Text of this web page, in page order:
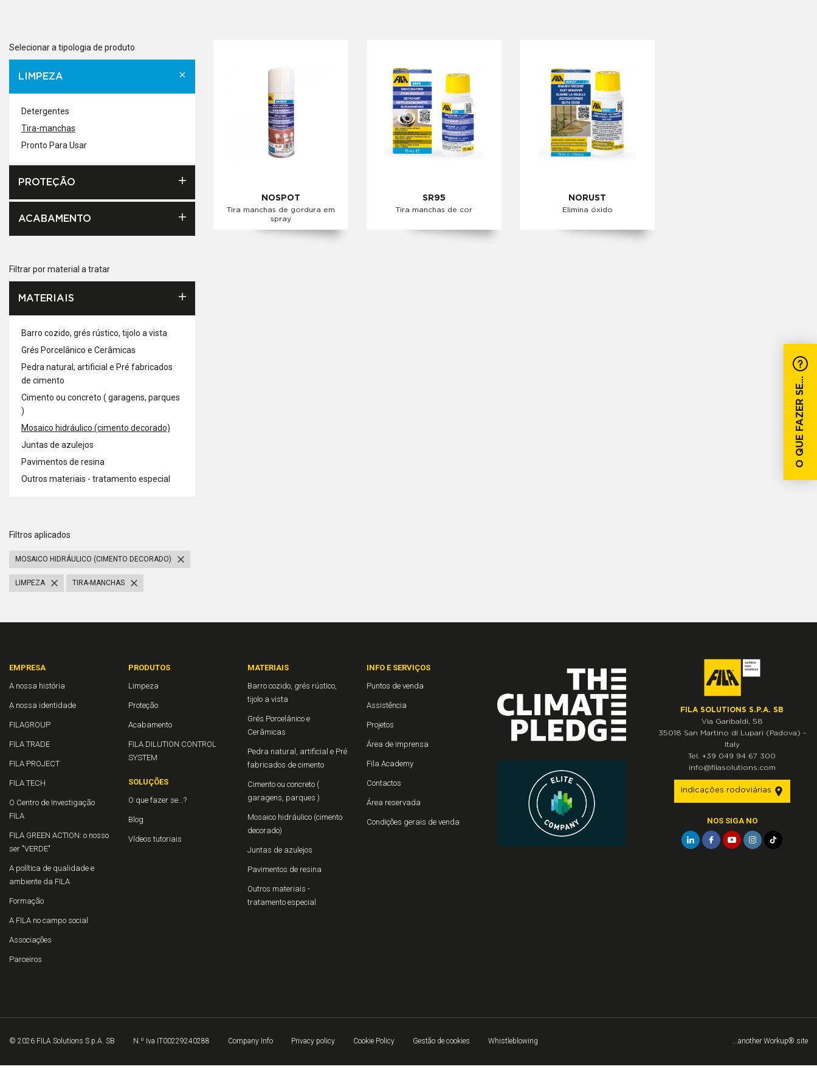
O QUE FAZER SE...
Selecionar a tipologia de produto
LIMPEZA
Detergentes
Tira-manchas
Pronto Para Usar
PROTEÇÃO
ACABAMENTO
Filtrar por material a tratar
MATERIAIS
Barro cozido, grés rústico, tijolo a vista
Grés Porcelânico e Cerâmicas
Pedra natural, artificial e Pré fabricados
de cimento
Cimento ou concreto ( garagens, parques
)
Mosaico hidráulico (cimento decorado)
Juntas de azulejos
Pavimentos de resina
Outros materiais - tratamento especial
Filtros aplicados
MOSAICO HIDRÁULICO (CIMENTO DECORADO)
LIMPEZA TIRA-MANCHAS
NOSPOT
Tira manchas de gordura em
spray
SR95
Tira manchas de cor
NORUST
Elimina óxido
EMPRESA
A nossa história
A nossa identidade
FILAGROUP
FILA TRADE
FILA PROJECT
FILA TECH
O Centro de Investigação
FILA
FILA GREEN ACTION: o nosso
ser "VERDE"
A política de qualidade e
ambiente da FILA
Formação
A FILA no campo social
Associações
Parceiros
PRODUTOS
Limpeza
Proteção
Acabamento
FILA DILUTION CONTROL
SYSTEM
SOLUÇÕES
O que fazer se...?
Blog
Vídeos tutoriais
MATERIAIS
Barro cozido, grés rústico,
tijolo a vista
Grés Porcelânico e
Cerâmicas
Pedra natural, artificial e Pré
fabricados de cimento
Cimento ou concreto (
garagens, parques )
Mosaico hidráulico (cimento
decorado)
Juntas de azulejos
Pavimentos de resina
Outros materiais -
tratamento especial
INFO E SERVIÇOS
Puntos de venda
Assistência
Projetos
Área de imprensa
Fila Academy
Contactos
Área reservada
Condições gerais de venda
FILA SOLUTIONS S.P.A. SB
Via Garibaldi, 58
35018 San Martino di Lupari (Padova) -
Italy
Tel. +39 049 94 67 300
info@filasolutions.com
indicações rodoviárias
NOS SIGA NO
© 2026 FILA Solutions S.p.A. SB N.º Iva IT00229240288 Company Info Privacy policy Cookie Policy Gestão de cookies Whistleblowing ...another Workup® site